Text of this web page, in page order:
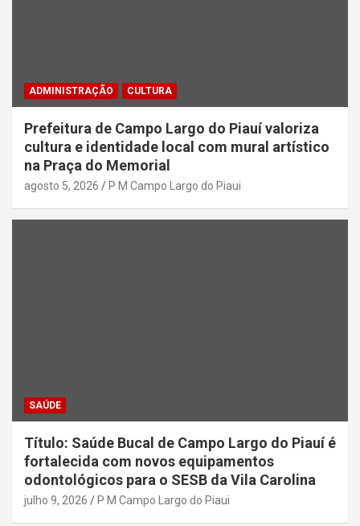
ADMINISTRAÇÃO CULTURA
Prefeitura de Campo Largo do Piauí valoriza
cultura e identidade local com mural artístico
na Praça do Memorial
agosto 5, 2026 P M Campo Largo do Piaui
SAÚDE
Título: Saúde Bucal de Campo Largo do Piauí é
fortalecida com novos equipamentos
odontológicos para o SESB da Vila Carolina
julho 9, 2026 P M Campo Largo do Piaui